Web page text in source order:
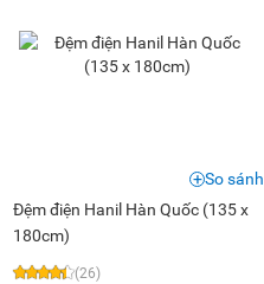
Đệm điện Hanil Hàn Quốc (135 x
180cm)
(26)
So sánh